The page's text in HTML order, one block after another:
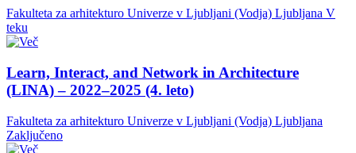
Fakulteta za arhitekturo Univerze v Ljubljani (Vodja) Ljubljana V
teku
Learn, Interact, and Network in Architecture
(LINA) – 2022–2025 (4. leto)
Fakulteta za arhitekturo Univerze v Ljubljani (Vodja) Ljubljana
Zaključeno